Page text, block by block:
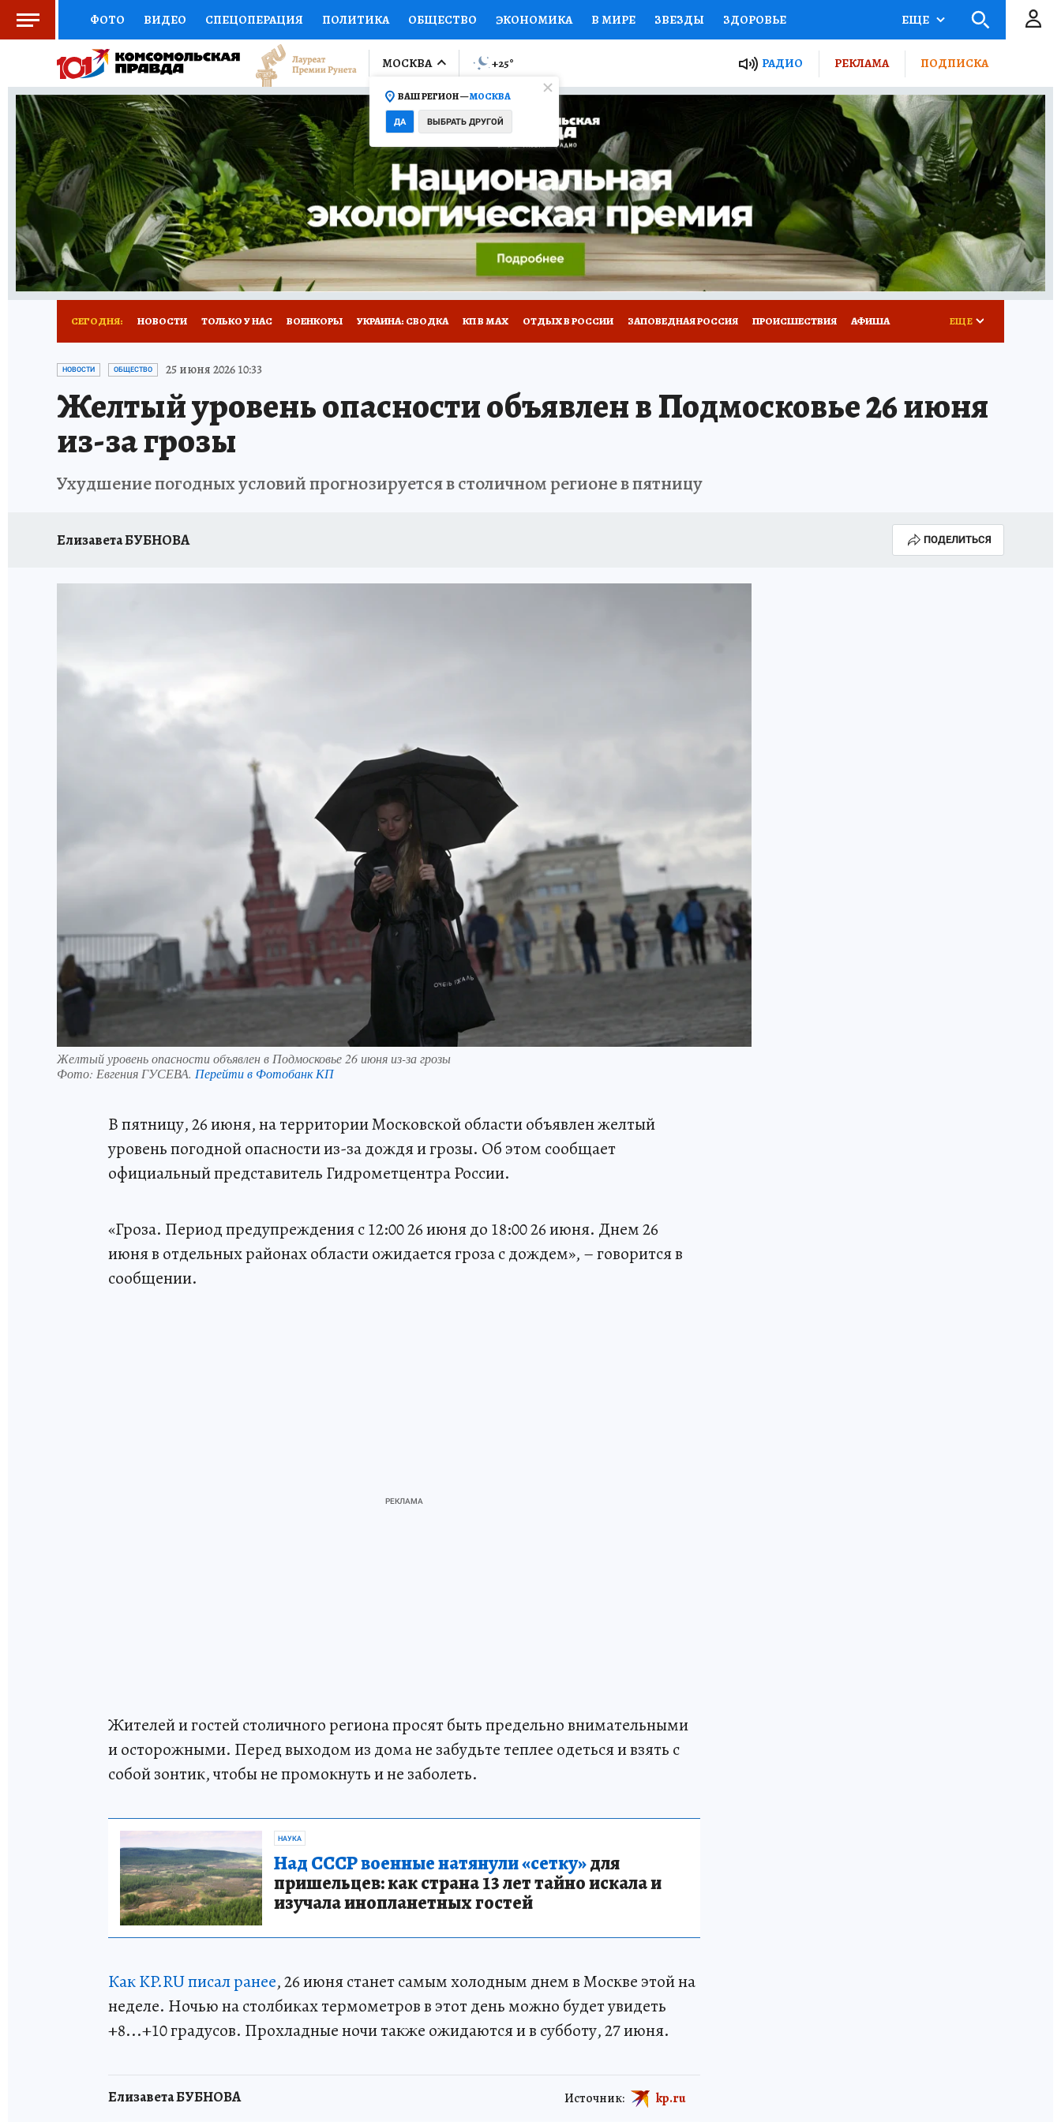
ФОТО ВИДЕО СПЕЦОПЕРАЦИЯ ПОЛИТИКА ОБЩЕСТВО ЭКОНОМИКА В МИРЕ ЗВЕЗДЫ ЗДОРОВЬЕ
СОЦПОДДЕРЖКА НАУКА СПОРТ КОЛУМНИСТЫ ПРОИСШЕСТВИЯ НАЦИОНАЛЬНЫЕ ПРОЕКТЫ РОССИИ АФИША
ВЫБОР ЭКСПЕРТОВ ДОКТОР ФИНАНСЫ ОТКРЫВАЕМ МИР Я ЗНАЮ СЕМЬЯ ЖЕНСКИЕ СЕКРЕТЫ ПУТЕВОДИТЕЛЬ
КНИЖНАЯ ПОЛКА ПРОГНОЗЫ НА СПОРТ ПРОМОКОДЫ СЕРИАЛЫ СПЕЦПРОЕКТЫ ДЕФИЦИТ ЖЕЛЕЗА ТУРИЗМ
ПРЕСС-ЦЕНТР НЕДВИЖИМОСТЬ ТЕЛЕВИЗОР КОЛЛЕКЦИИ КОНКУРСЫ РАБОТА У НАС ГИД ПОТРЕБИТЕЛЯ ВСЕ О КП
РАДИО КП РЕКЛАМА ТЕСТЫ НОВОЕ НА САЙТЕ
ЕЩЕ
МОСКВА
ВАШ РЕГИОН —МОСКВА
ДА ВЫБРАТЬ ДРУГОЙ
+25° РАДИО РЕКЛАМА ПОДПИСКА
СЕГОДНЯ: НОВОСТИ ТОЛЬКО У НАС ВОЕНКОРЫ УКРАИНА: СВОДКА КП В МАХ ОТДЫХ В РОССИИ ЗАПОВЕДНАЯ РОССИЯ ПРОИСШЕСТВИЯ АФИША
ИСПЫТАНО НА СЕБЕ
ЕЩЕ
НОВОСТИ ОБЩЕСТВО 25 июня 2026 10:33
Желтый уровень опасности объявлен в Подмосковье 26 июня
из-за грозы
Ухудшение погодных условий прогнозируется в столичном регионе в пятницу
Елизавета БУБНОВА ПОДЕЛИТЬСЯ
Желтый уровень опасности объявлен в Подмосковье 26 июня из-за грозы
Фото: Евгения ГУСЕВА. Перейти в Фотобанк КП
В пятницу, 26 июня, на территории Московской области объявлен желтый
уровень погодной опасности из-за дождя и грозы. Об этом сообщает
официальный представитель Гидрометцентра России.
«Гроза. Период предупреждения с 12:00 26 июня до 18:00 26 июня. Днем 26
июня в отдельных районах области ожидается гроза с дождем», – говорится в
сообщении.
Жителей и гостей столичного региона просят быть предельно внимательными
и осторожными. Перед выходом из дома не забудьте теплее одеться и взять с
собой зонтик, чтобы не промокнуть и не заболеть.
НАУКА
Над СССР военные натянули «сетку»для
пришельцев: как страна 13 лет тайно искала и
изучала инопланетных гостей
Как KP.RU писал ранее, 26 июня станет самым холодным днем в Москве этой на
неделе. Ночью на столбиках термометров в этот день можно будет увидеть
+8...+10 градусов. Прохладные ночи также ожидаются и в субботу, 27 июня.
Елизавета БУБНОВА Источник: kp.ru